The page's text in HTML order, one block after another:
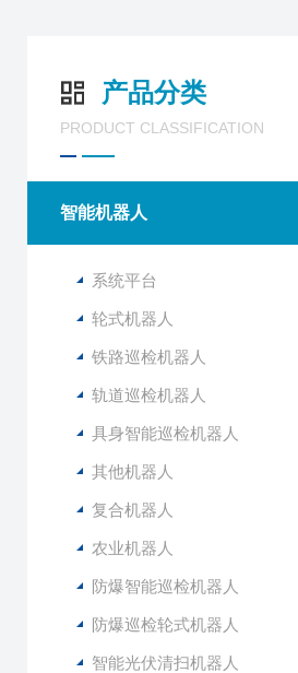
产品分类
PRODUCT CLASSIFICATION
智能机器人
系统平台
轮式机器人
铁路巡检机器人
轨道巡检机器人
具身智能巡检机器人
其他机器人
复合机器人
农业机器人
防爆智能巡检机器人
防爆巡检轮式机器人
智能光伏清扫机器人